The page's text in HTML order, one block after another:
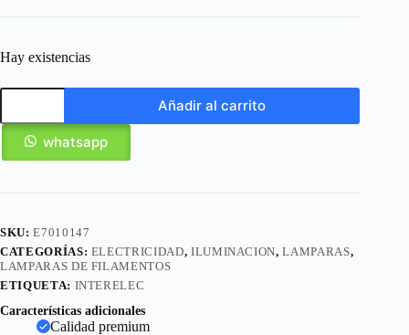
Hay existencias
Añadir al carrito
whatsapp
SKU:E7010147
CATEGORÍAS: ELECTRICIDAD, ILUMINACION,LAMPARAS,
LAMPARAS DE FILAMENTOS
ETIQUETA: INTERELEC
Características adicionales
Calidad premium